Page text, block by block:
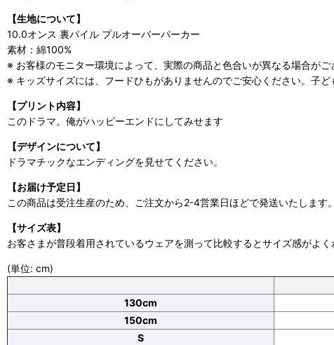
【生地について】
10.0オンス 裏パイル プルオーバーパーカー
素材：綿100%
※ お客様のモニター環境によって、実際の商品と色合いが異なる場合がご
※ キッズサイズには、フードひもがありませんのでご安心ください。子
【プリント内容】
このドラマ。俺がハッピーエンドにしてみせます
【デザインについて】
ドラマチックなエンディングを見せてください。
【お届け予定日】
この商品は受注生産のため、ご注文から2-4営業日ほどで発送いたします。
【サイズ表】
お客さまが普段着用されているウェアを測って比較するとサイズ感がよ
(単位: cm)
130cm
150cm
S